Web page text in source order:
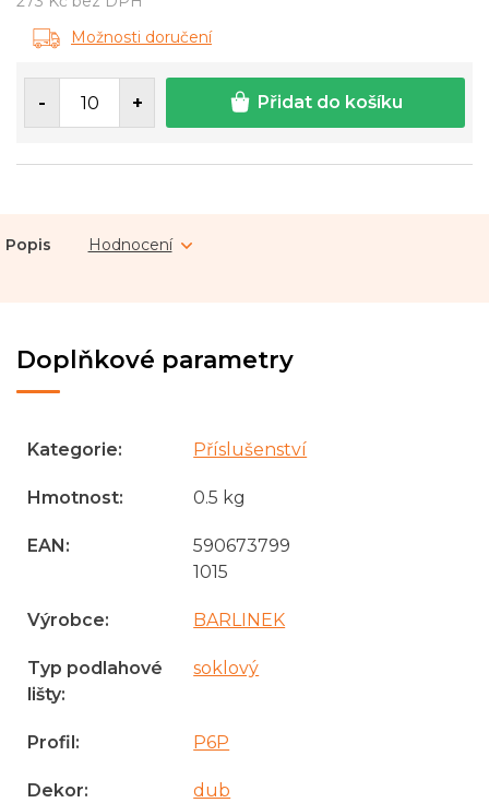
Měrná
cena:
Možnosti doručení
Přidat do košíku
Popis Hodnocení
Doplňkové parametry
Kategorie: Příslušenství
Hmotnost: 0.5 kg
EAN:
590673799
1015
Výrobce: BARLINEK
Typ podlahové
lišty:
soklový
Profil: P6P
Dekor: dub